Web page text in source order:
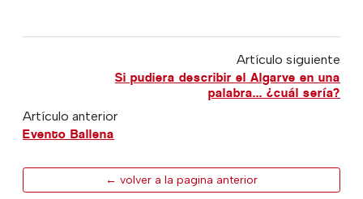
Artículo siguiente
Si pudiera describir el Algarve en una
palabra... ¿cuál sería?
Artículo anterior
Evento Ballena
← volver a la pagina anterior